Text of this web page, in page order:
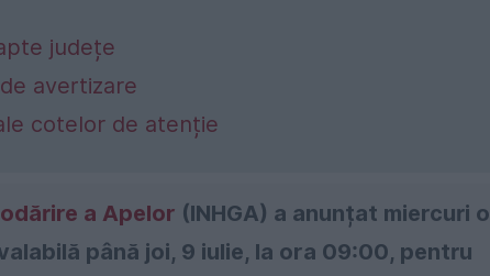
județe
avertizare
cotelor de atenție
a Apelor (INHGA) a anunțat miercuri o
până joi, 9 iulie, la ora 09:00, pentru